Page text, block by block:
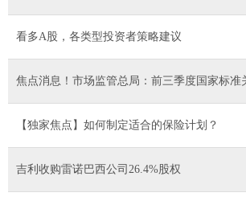
看多A股，各类型投资者策略建议
焦点消息！市场监管总局：前三季度国家标准
【独家焦点】如何制定适合的保险计划？
吉利收购雷诺巴西公司26.4%股权